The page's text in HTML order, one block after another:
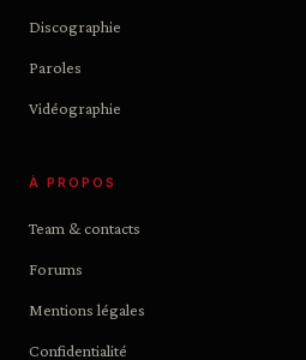
Discographie
Paroles
Vidéographie
À PROPOS
Team & contacts
Forums
Mentions légales
Confidentialité